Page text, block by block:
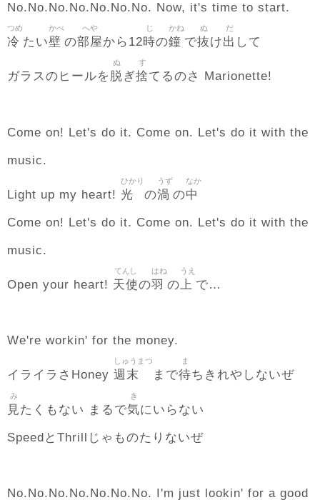
No.No.No.No.No.No.No. Now, it's time to start.
冷
つめ
たい壁
かべ
の部屋
へや
から12時
じ
の鐘
かね
で抜
ぬ
け出
だ
して
ガラスのヒールを脱
ぬ
ぎ捨
す
てるのさ Marionette!
Come on! Let's do it. Come on. Let's do it with the
music.
Light up my heart! 光
ひかり
の渦
うず
の中
なか
Come on! Let's do it. Come on. Let's do it with the
music.
Open your heart! 天使
てんし
の羽
はね
の上
うえ
で…
We're workin' for the money.
イライラさHoney 週末
しゅうまつ
まで待
ま
ちきれやしないぜ
見
み
たくもない まるで気
き
にいらない
SpeedとThrillじゃものたりないぜ
No.No.No.No.No.No.No. I'm just lookin' for a good